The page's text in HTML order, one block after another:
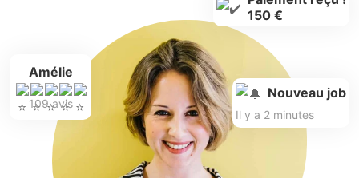
Amélie
109 avis
150 €
Nouveau job
Il y a 2 minutes